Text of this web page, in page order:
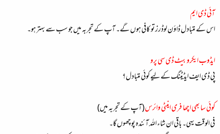
آئی ڈی ایم
اس کے متبادل ڈاؤن لوڈرز تو کافی ہوں گے۔ آپ کے تجربہ میں جو سب سے بہتر ہو۔
ایڈوب ایکروبیٹ ڈی سی پرو
پی ڈی ایف ایڈیٹنگ کے لیے کوئی متبادل؟
کوئی سا بھی اچھا فری اینٹی وائرس(آپ کے تجربہ میں)
فی الوقت یہی۔ باقی ان شاء اللہ آئندہ پوچھوں گا۔